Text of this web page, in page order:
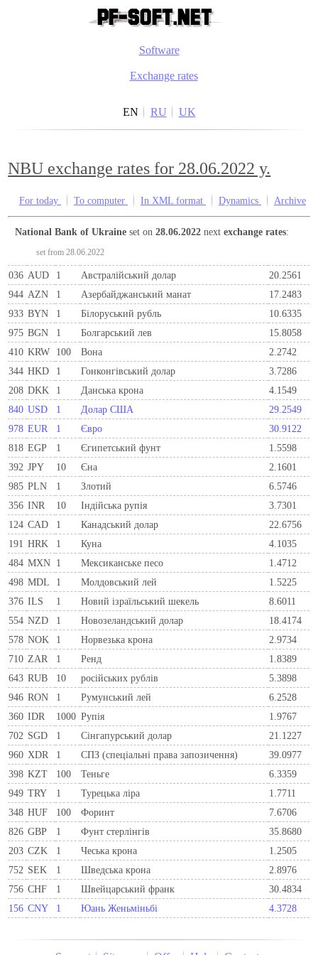
Software
Exchange rates
EN RU UK
NBU exchange rates for 28.06.2022 y.
For today To computer In XML format Dynamics Archive
National Bank of Ukraine set on28.06.2022 nextexchange rates:
set from 28.06.2022
036 AUD 1 Австралійський долар
20.2561
944 AZN 1 Азербайджанський манат
17.2483
933 BYN 1 Бiлоруський рубль
10.6335
975 BGN 1 Болгарський лев
15.8058
410 KRW 100 Вона
2.2742
344 HKD 1 Гонконгівський долар
3.7286
208 DKK 1 Данська крона
4.1549
840 USD 1 Долар США
29.2549
978 EUR 1 Євро
30.9122
818 EGP 1 Єгипетський фунт
1.5598
392 JPY 10 Єна
2.1601
985 PLN 1 Злотий
6.5746
356 INR 10 Індійська рупія
3.7301
124 CAD 1 Канадський долар
22.6756
191 HRK 1 Куна
4.1035
484 MXN 1 Мексиканське песо
1.4712
498 MDL 1 Молдовський лей
1.5225
376 ILS 1 Новий ізраїльський шекель
8.6011
554 NZD 1 Новозеландський долар
18.4174
578 NOK 1 Норвезька крона
2.9734
710 ZAR 1 Ренд
1.8389
643 RUB 10 російських рублів
5.3898
946 RON 1 Румунський лей
6.2528
360 IDR 1000 Рупія
1.9767
702 SGD 1 Сінгапурський долар
21.1227
960 XDR 1 СПЗ (спеціальні права запозичення)
39.0977
398 KZT 100 Теньге
6.3359
949 TRY 1 Турецька ліра
1.7711
348 HUF 100 Форинт
7.6706
826 GBP 1 Фунт стерлінгів
35.8680
203 CZK 1 Чеська крона
1.2505
752 SEK 1 Шведська крона
2.8976
756 CHF 1 Швейцарський франк
30.4834
156 CNY 1 Юань Женьміньбі 4.3728